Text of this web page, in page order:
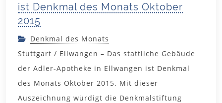
ist Denkmal des Monats Oktober
2015
Denkmal des Monats
Stuttgart / Ellwangen – Das stattliche Gebäude
der Adler-Apotheke in Ellwangen ist Denkmal
des Monats Oktober 2015. Mit dieser
Auszeichnung würdigt die Denkmalstiftung